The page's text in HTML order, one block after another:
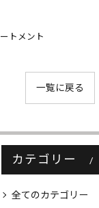
ートメント
一覧に戻る
カテゴリー
全てのカテゴリー